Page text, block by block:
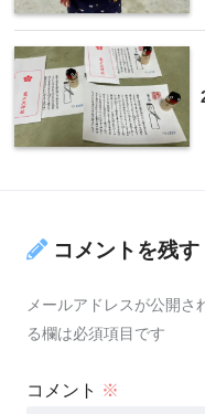
コメントを残す
メールアドレスが公開さ
る欄は必須項目です
コメント ※